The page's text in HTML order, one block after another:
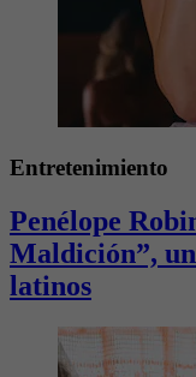
Entretenimiento
Penélope
Maldición”,
latinos